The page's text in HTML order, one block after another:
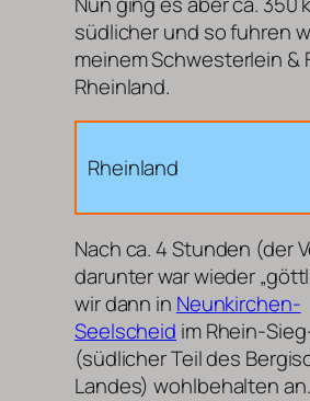
südlicher und so fuhren
meinem Schwesterlein &
Rheinland.
Rheinland
Nach ca. 4 Stunden (der
darunter war wieder
wir dann in Neunkirchen-
Seelscheid im Rhein-
(südlicher Teil des
Landes) wohlbehalten an.